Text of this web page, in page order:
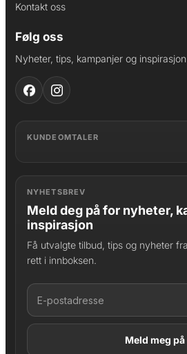
Kontakt oss
Følg oss
Nyheter, tips, kampanjer og
KUNDEOMTALER
NYHETSBREV
Meld deg på for nyheter,
inspirasjon
Få utvalgte tilbud, tips og nyheter
rett i innboksen.
LAGT I HANDLEKURV
Produktet er lagt til